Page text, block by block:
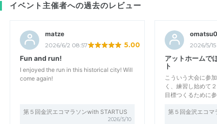
イベント主催者への過去のレビュー
matze
2026/6/2 08:57 5.00
Fun and run!
I enjoyed the run in this historical city! Will
come again!
第５回金沢エコマラソンwith STARTUS
2026/5/10
2026/5/
アットホームで
ト
こういう大会に参
く、練習し始めて
目標つくるために
第５回金沢エコ